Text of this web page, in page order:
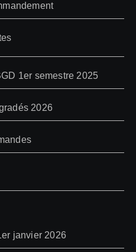
1er semestre 2025
2026
janvier 2026